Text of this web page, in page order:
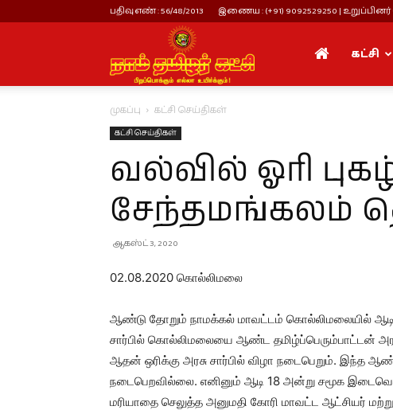
பதிவு எண் : 56/48/2013 இணைய : (+91) 9092529250 |
நாம்
கட்சி
கட்சி
முகப்பு கட்சி செய்திகள்
கட்சி செய்திகள்
வல்வில் ஓரி
சேந்தமங்கலம்
ஆகஸ்ட் 3, 2020
02.08.2020 கொல்லிமலை
ஆண்டு தோறும் நாமக்கல் மாவட்டம் கொல்லிமலையில் ஆடி
சார்பில் கொல்லிமலையை ஆண்ட
ஆதன் ஒரிக்கு அரசு சார்பில் விழா நடைபெறும். இந்த
நடைபெறவில்லை. எனினும் ஆடி 18 அன்று சமூக
மரியாதை செலுத்த அனுமதி கோரி மாவட்ட ஆட்சியர்